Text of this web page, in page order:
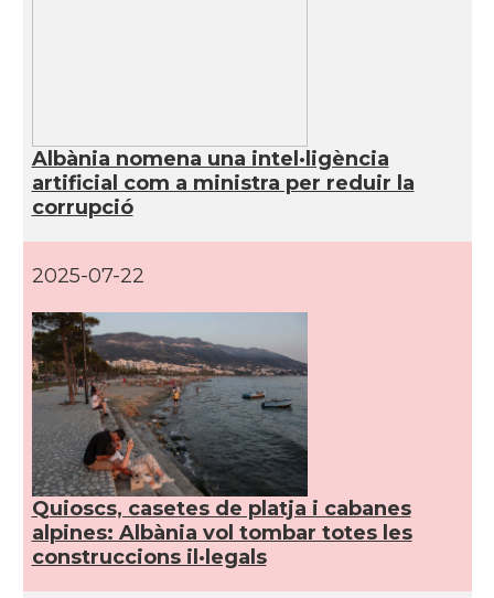
Albània nomena una intel·ligència
artificial com a ministra per reduir la
corrupció
2025-07-22
Quioscs, casetes de platja i cabanes
alpines: Albània vol tombar totes les
construccions il·legals